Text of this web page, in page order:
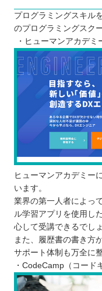
プログラミングスキル
のプログラミングスク
・ヒューマンアカデミ
ヒューマンアカデミー
います。
業界の第一人者によっ
ル学習アプリを使用し
心して受講できるでしょ
また、履歴書の書き方
サポート体制も万全に
・CodeCamp（コード